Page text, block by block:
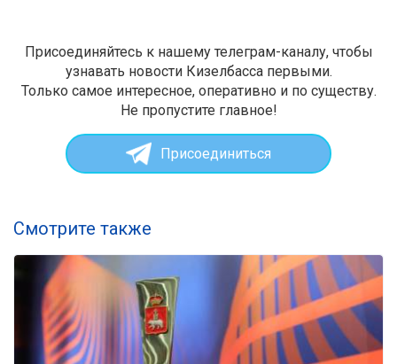
Присоединяйтесь к нашему телеграм-каналу, чтобы
узнавать новости Кизелбасса первыми.
Только самое интересное, оперативно и по существу.
Не пропустите главное!
Присоединиться
Смотрите также